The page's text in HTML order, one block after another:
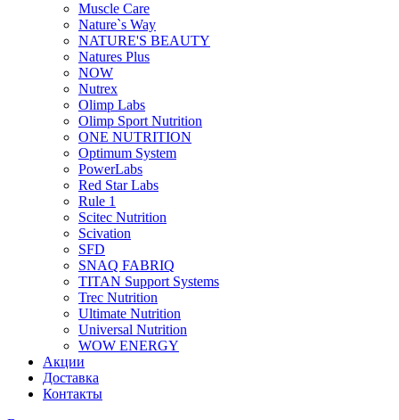
Muscle Care
Nature`s Way
NATURE'S BEAUTY
Natures Plus
NOW
Nutrex
Olimp Labs
Olimp Sport Nutrition
ONE NUTRITION
Optimum System
PowerLabs
Red Star Labs
Rule 1
Scitec Nutrition
Scivation
SFD
SNAQ FABRIQ
TITAN Support Systems
Trec Nutrition
Ultimate Nutrition
Universal Nutrition
WOW ENERGY
Акции
Доставка
Контакты